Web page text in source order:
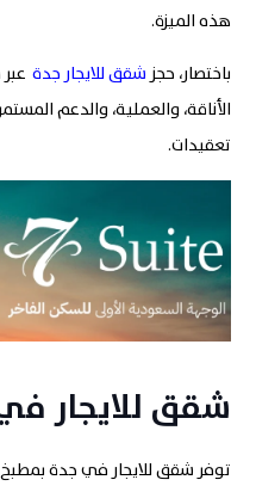
هذه الميزة.
باختصار، حجز شقق للايجار جدة​
الأناقة، والعملية، والدعم
تعقيدات.
شقق للايجار
توفر شقق للايجار في جدة